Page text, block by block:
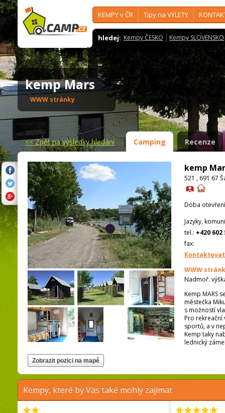
KEMPY v ČR Tipy na VÝLETY
hledej: Kempy ČESKO Kempy SLOVENSKO
kemp Mars
WWW stránky
<<Zpět na výsledky hledání Camping Recenze
kemp
521 , 691 67
Doba
Jazyky,
tel.: +420 602
fax:
WWW
Nadmoř.
Kemp MARS
městečka
s možností
Pro rekreační
sportů, a v
Kemp taky
lednický
Kempy, které by Vás také mohly zajímat